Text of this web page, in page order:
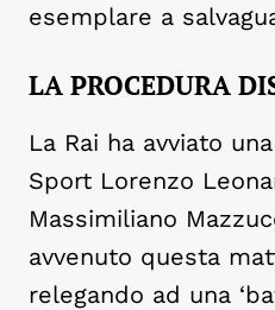
esemplare a
LA PROCEDURA
La Rai ha avviato
Sport Lorenzo
Massimiliano
avvenuto questa
relegando ad una